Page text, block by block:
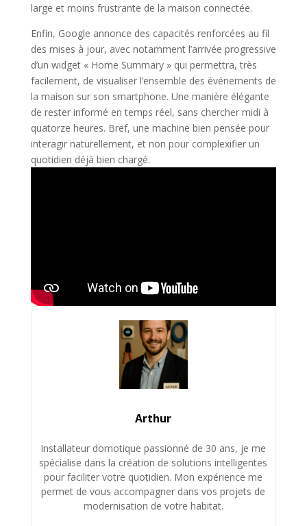
large et moins frustrante de la maison connectée.
Enfin, Google annonce des capacités renforcées au fil
des mises à jour, avec notamment l’arrivée progressive
d’un widget « Home Summary » qui permettra, très
facilement, de visualiser l’ensemble des événements de
la maison sur son smartphone. Une manière élégante
de rester informé en temps réel, sans chercher midi à
quatorze heures. Bref, une machine bien pensée pour
interagir naturellement, et non pour complexifier un
quotidien déjà bien chargé.
Arthur
Installateur domotique passionné de 30 ans, je me
spécialise dans la création de solutions intelligentes
pour faciliter votre quotidien. Mon expérience me
permet de vous accompagner dans vos projets de
modernisation de votre habitat.